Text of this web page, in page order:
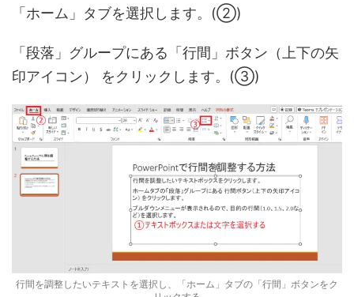
「ホーム」タブを選択します。(②)
「段落」グループにある「行間」ボタン（上下の矢
印アイコン） をクリックします。(③)
行間を調整したいテキストを選択し、「ホーム」タブの「行間」ボタンをク